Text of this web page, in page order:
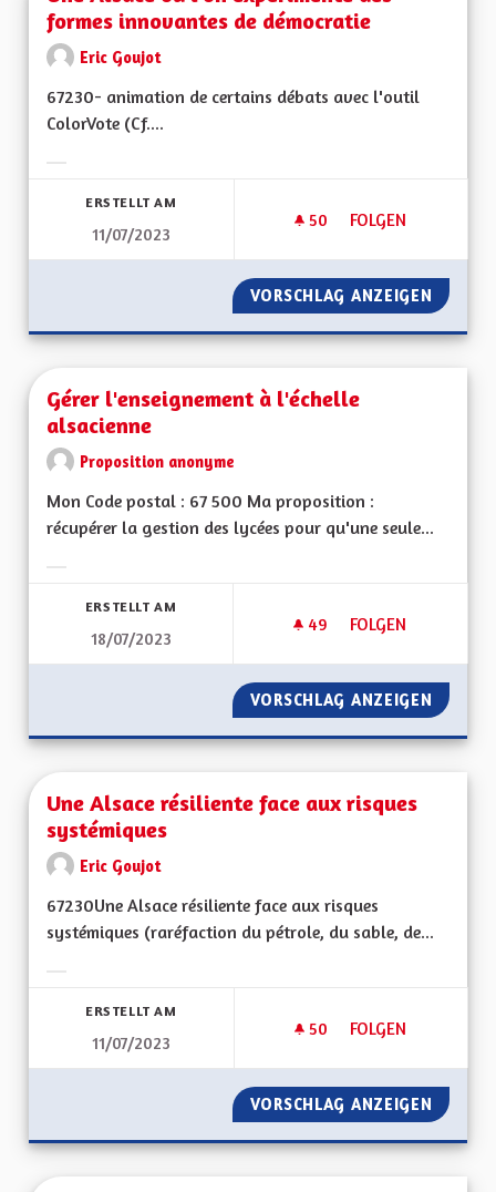
formes innovantes de démocratie
Eric Goujot
67230- animation de certains débats avec l'outil
ColorVote (Cf....
ERSTELLT AM
11/07/2023
50 50 FOLLOWER
FOLGEN
UNE ALSACE OÙ
VORSCHLAG ANZEIGEN UNE
Gérer l'enseignement à l'échelle
alsacienne
Proposition anonyme
Mon Code postal : 67 500 Ma proposition :
récupérer la gestion des lycées pour qu'une seule...
ERSTELLT AM
18/07/2023
49 49 FOLLOWER
FOLGEN
GÉRER
VORSCHLAG ANZEIGEN
Une Alsace résiliente face aux risques
systémiques
Eric Goujot
67230Une Alsace résiliente face aux risques
systémiques (raréfaction du pétrole, du sable, de...
ERSTELLT AM
11/07/2023
50 50 FOLLOWER
FOLGEN
UNE ALSACE
VORSCHLAG ANZEIGEN UNE